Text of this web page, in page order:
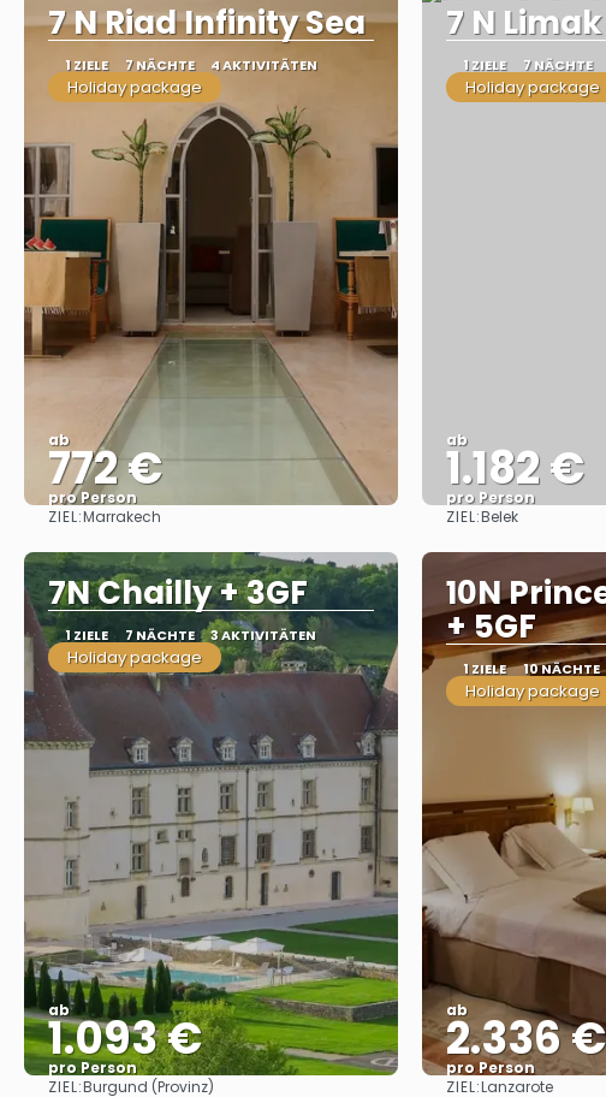
7 N Riad Infinity Sea
1 ZIELE 7 NÄCHTE 4 AKTIVITÄTEN
Holiday package
ab
772 €
pro Person
ZIEL:Marrakech
7 N
1 ZIELE 7 NÄCHTE
Holiday package
ab
1.182 €
pro Person
ZIEL:Belek
7N Chailly + 3GF
1 ZIELE 7 NÄCHTE 3 AKTIVITÄTEN
Holiday package
ab
1.093 €
pro Person
ZIEL:Burgund (Provinz)
10N
+ 5GF
1 ZIELE 10 NÄCHTE
Holiday package
ab
2.336 €
pro Person
ZIEL:Lanzarote